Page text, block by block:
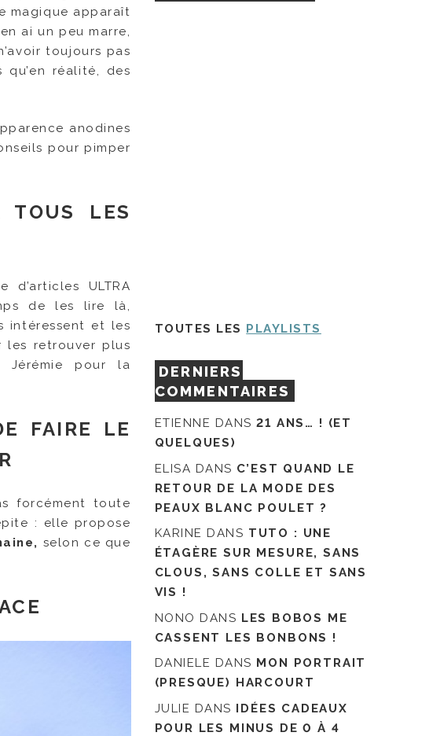
magique apparaît
ai un peu marre,
toujours pas
réalité, des
anodines
pour pimper
TOUS LES
ULTRA
de les lire là,
intéressent et les
les retrouver plus
Jérémie pour la
FAIRE LE
forcément toute
: elle propose
selon ce que
TOUTES LES PLAYLISTS
DERNIERS
COMMENTAIRES
ETIENNE DANS21 ANS… ! (ET
QUELQUES)
ELISA DANS C’EST QUAND LE
RETOUR DE LA MODE DES
PEAUX BLANC POULET ?
KARINE DANS TUTO : UNE
ÉTAGÈRE SUR MESURE, SANS
CLOUS, SANS COLLE ET SANS
VIS !
NONO DANS LES BOBOS ME
CASSENT LES BONBONS !
DANIELE DANS MON PORTRAIT
(PRESQUE) HARCOURT
JULIE DANS IDÉES CADEAUX
POUR LES MINUS DE 0 À 4